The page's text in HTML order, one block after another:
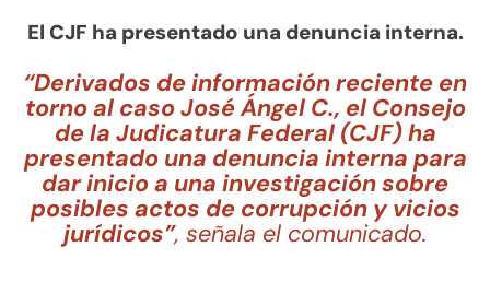
El CJF ha presentado una denuncia interna.
“Derivados de información reciente en
torno al caso José Ángel C., el Consejo
de la Judicatura Federal (CJF) ha
presentado una denuncia interna para
dar inicio a una investigación sobre
posibles actos de corrupción y vicios
jurídicos”, señala el comunicado.